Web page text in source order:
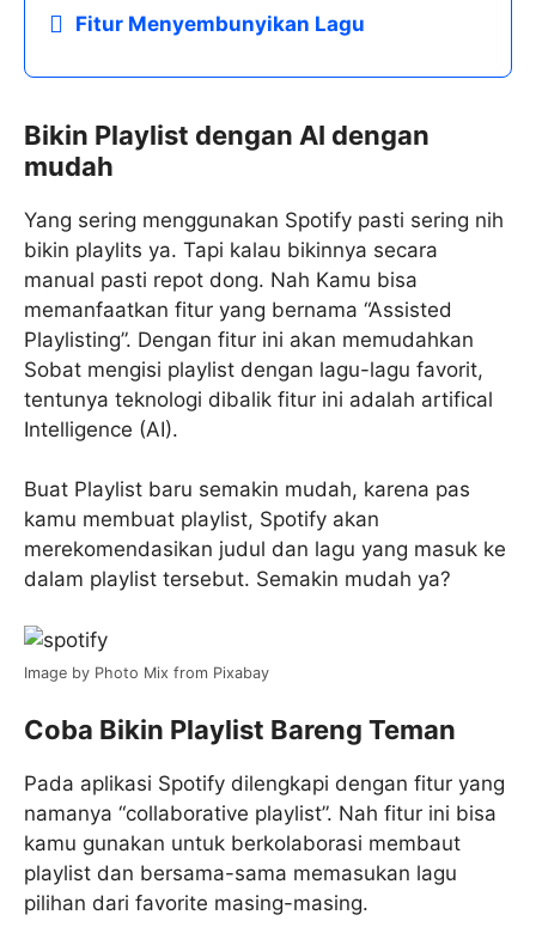
Fitur Menyembunyikan Lagu
Bikin Playlist dengan AI dengan
mudah
Yang sering menggunakan Spotify pasti sering nih
bikin playlits ya. Tapi kalau bikinnya secara
manual pasti repot dong. Nah Kamu bisa
memanfaatkan fitur yang bernama “Assisted
Playlisting”. Dengan fitur ini akan memudahkan
Sobat mengisi playlist dengan lagu-lagu favorit,
tentunya teknologi dibalik fitur ini adalah artifical
Intelligence (AI).
Buat Playlist baru semakin mudah, karena pas
kamu membuat playlist, Spotify akan
merekomendasikan judul dan lagu yang masuk ke
dalam playlist tersebut. Semakin mudah ya?
Image by Photo Mix from Pixabay
Coba Bikin Playlist Bareng Teman
Pada aplikasi Spotify dilengkapi dengan fitur yang
namanya “collaborative playlist”. Nah fitur ini bisa
kamu gunakan untuk berkolaborasi membaut
playlist dan bersama-sama memasukan lagu
pilihan dari favorite masing-masing.